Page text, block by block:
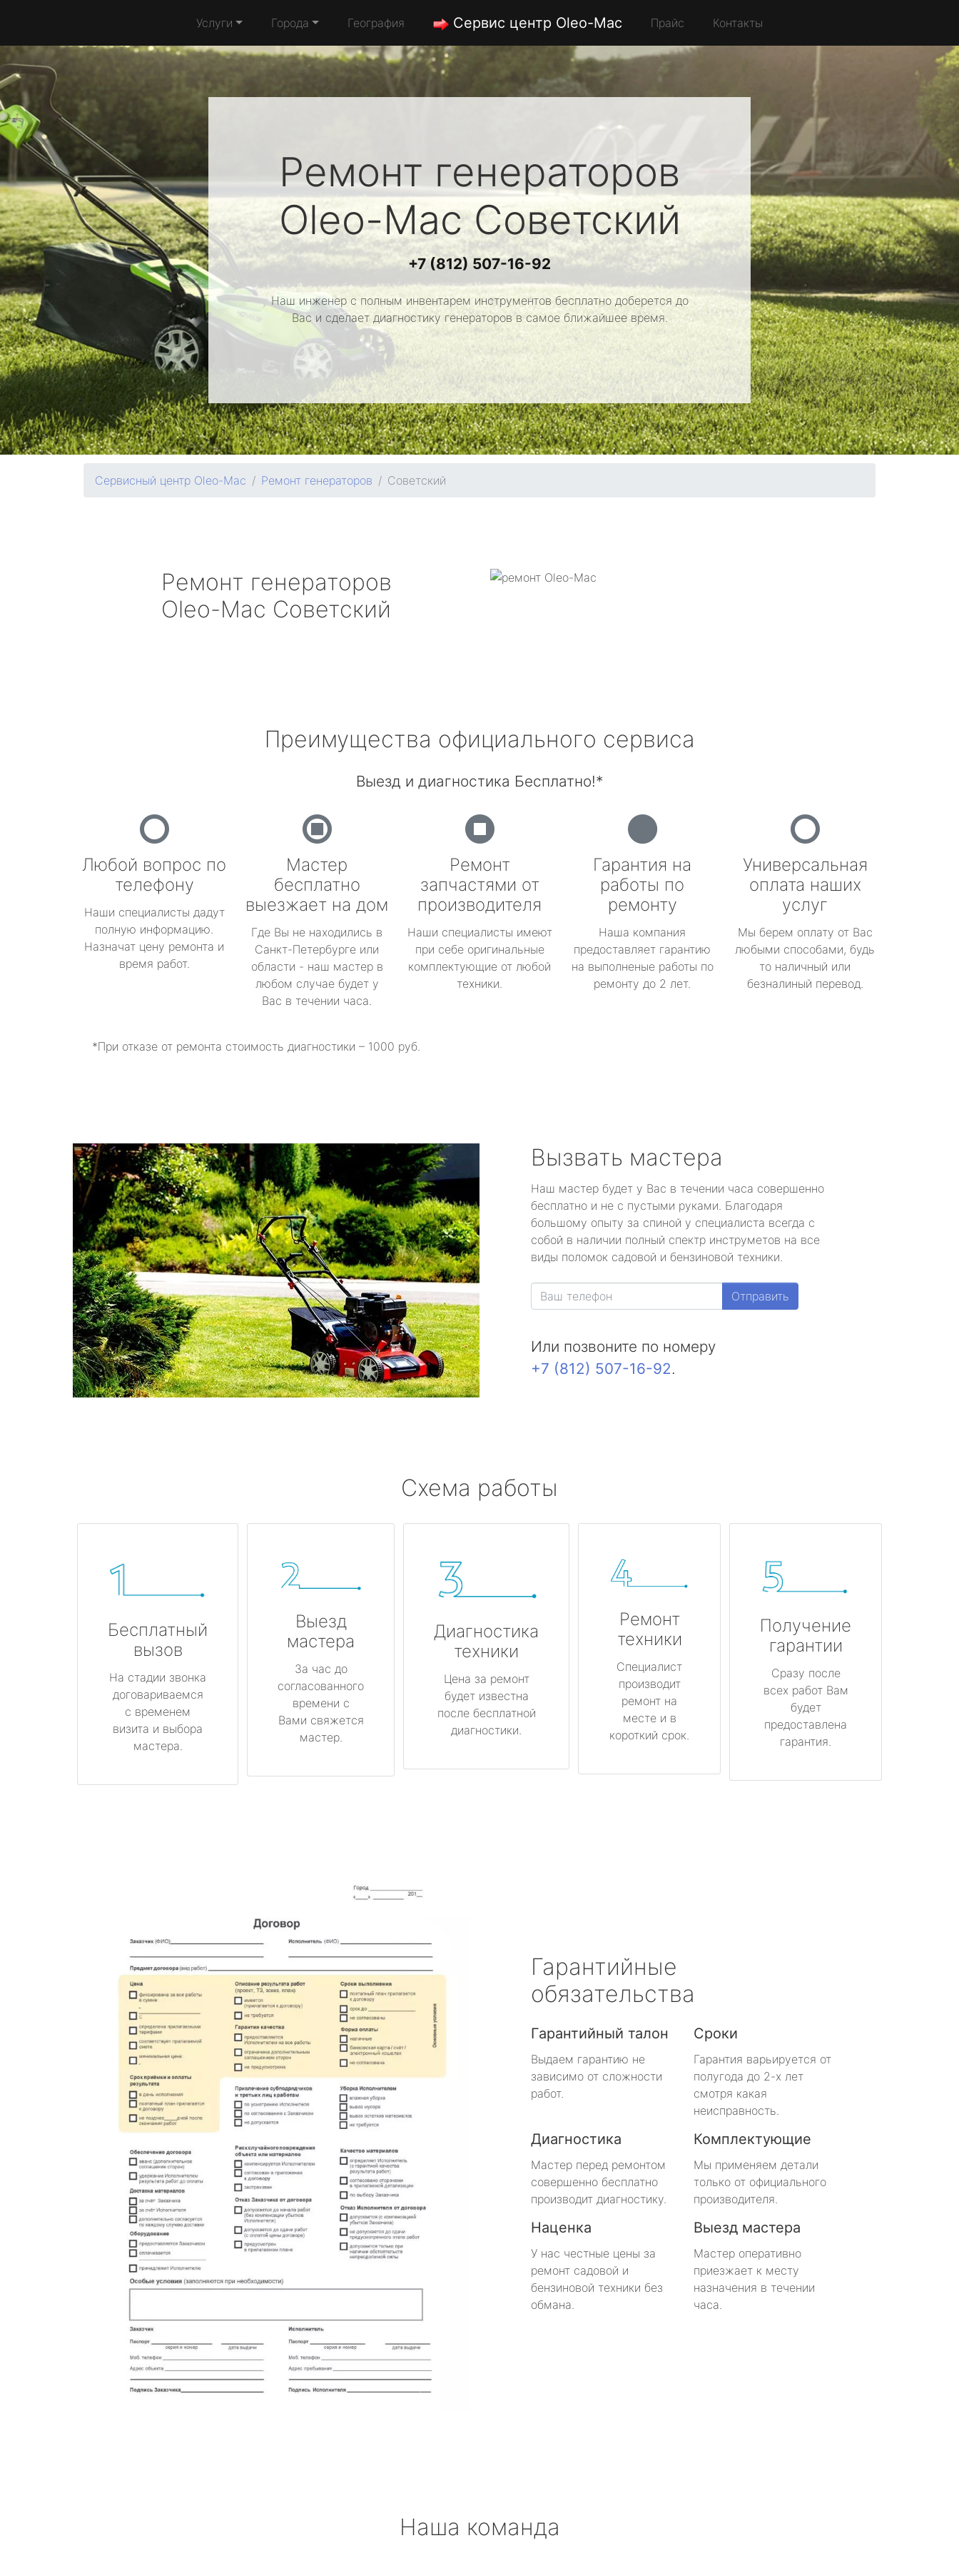
Услуги Города География Сервис центр Oleo-Mac Прайс Контакты
Ремонт генераторов
Oleo-MacСоветский
+7 (812) 507-16-92
Наш инженер с полным инвентарем инструментов бесплатно доберется до
Вас и сделает диагностику генераторов в самое ближайшее время.
Сервисный центр Oleo-Mac Ремонт генераторов Советский
Ремонт генераторов
Oleo-Mac Советский
Преимущества официального сервиса
Выезд и диагностика Бесплатно!*
Любой вопрос по
телефону
Наши специалисты дадут
полную информацию.
Назначат цену ремонта и
время работ.
Мастер
бесплатно
выезжает на дом
Где Вы не находились в
Санкт-Петербурге или
области - наш мастер в
любом случае будет у
Вас в течении часа.
Ремонт
запчастями от
производителя
Наши специалисты имеют
при себе оригинальные
комплектующие от любой
техники.
Гарантия на
работы по
ремонту
Наша компания
предоставляет гарантию
на выполненые работы по
ремонту до 2 лет.
Универсальная
оплата наших
услуг
Мы берем оплату от Вас
любыми способами, будь
то наличный или
безналиный перевод.
*При отказе от ремонта стоимость диагностики – 1000 руб.
Вызвать мастера
Наш мастер будет у Вас в течении часа совершенно
бесплатно и не с пустыми руками. Благодаря
большому опыту за спиной у специалиста всегда с
собой в наличии полный спектр инструметов на все
виды поломок садовой и бензиновой техники.
Отправить
Или позвоните по номеру
+7 (812) 507-16-92.
Схема работы
Бесплатный
вызов
На стадии звонка
договариваемся
с временем
визита и выбора
мастера.
Выезд
мастера
За час до
согласованного
времени с
Вами свяжется
мастер.
Диагностика
техники
Цена за ремонт
будет известна
после бесплатной
диагностики.
Ремонт
техники
Специалист
производит
ремонт на
месте и в
короткий срок.
Получение
гарантии
Сразу после
всех работ Вам
будет
предоставлена
гарантия.
Гарантийные
обязательства
Гарантийный талон
Выдаем гарантию не
зависимо от сложности
работ.
Сроки
Гарантия варьируется от
полугода до 2-х лет
смотря какая
неисправность.
Диагностика
Мастер перед ремонтом
совершенно бесплатно
производит диагностику.
Комплектующие
Мы применяем детали
только от официального
производителя.
Наценка
У нас честные цены за
ремонт садовой и
бензиновой техники без
обмана.
Выезд мастера
Мастер оперативно
приезжает к месту
назначения в течении
часа.
Наша команда